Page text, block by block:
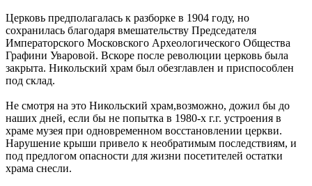
Церковь предполагалась к разборке в 1904 году, но
сохранилась благодаря вмешательству Председателя
Императорского Московского Археологического Общества
Графини Уваровой. Вскоре после революции церковь была
закрыта. Никольский храм был обезглавлен и приспособлен
под склад.
Не смотря на это Никольский храм,возможно, дожил бы до
наших дней, если бы не попытка в 1980-х г.г. устроения в
храме музея при одновременном восстановлении церкви.
Нарушение крыши привело к необратимым последствиям, и
под предлогом опасности для жизни посетителей остатки
храма снесли.